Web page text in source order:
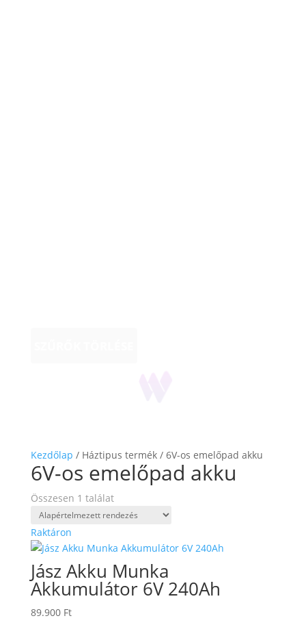
Kezdőlap / Háztipus termék / 6V-os emelőpad akku
6V-os emelőpad akku
Összesen 1 találat
Raktáron
Jász Akku Munka
Akkumulátor 6V 240Ah
89.900 Ft